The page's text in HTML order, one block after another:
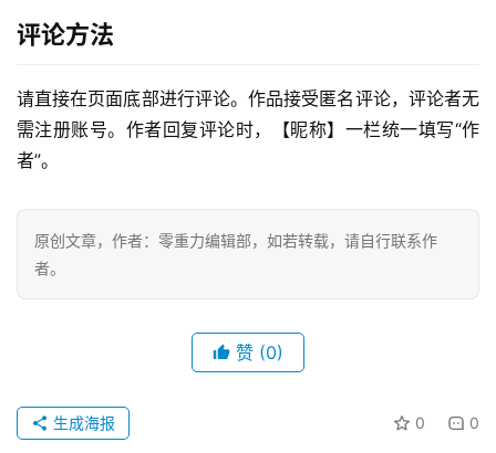
零
重
幻
征
文
文
章
评论方法
请直接在页面底部进行评论。作品接受匿名评论，评论者无
需注册账号。作者回复评论时，【昵称】一栏统一填写“作
者”。
原创文章，作者：零重力编辑部，如若转载，请自行联系作
者。
赞 (0)
0 0
生成海报